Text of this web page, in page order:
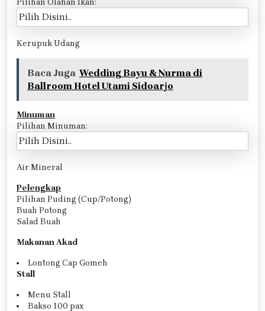
Pilihan Olahan Ikan:
Kerupuk Udang
Baca Juga Wedding Bayu & Nurma di
Ballroom Hotel Utami Sidoarjo
Minuman
Pilihan Minuman:
Air Mineral
Pelengkap
Pilihan Puding (Cup/Potong)
Buah Potong
Salad Buah
Makanan Akad
Lontong Cap Gomeh
Stall
Menu Stall
Bakso 100 pax